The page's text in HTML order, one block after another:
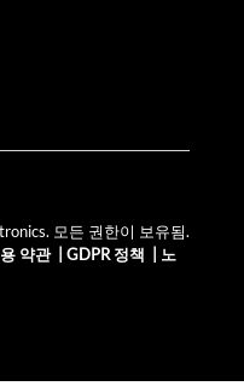
모든 권한이 보유됨.
약관| GDPR 정책
노